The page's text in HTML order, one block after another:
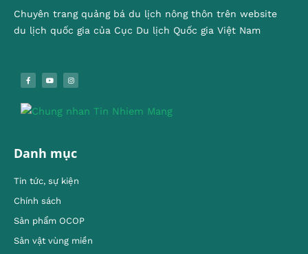
Chuyên trang quảng bá du lịch nông thôn trên website
du lịch quốc gia của Cục Du lịch Quốc gia Việt Nam
Danh mục
Tin tức, sự kiện
Chính sách
Sản phẩm OCOP
Sản vật vùng miền